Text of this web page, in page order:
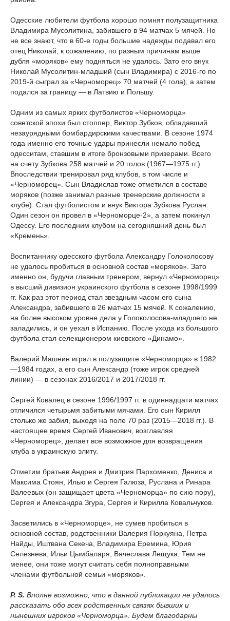
Одесские любители футбола хорошо помнят полузащитника
Владимира Мусолитина, забившего в 94 матчах 5 мячей. Но
не все знают, что в 60-е годы большие надежды подавал его
отец Николай, к сожалению, по разным причинам выше
дубля «моряков» ему подняться не удалось. Зато его внук
Николай Мусолитин-младший (сын Владимира) с 2016-го по
2019-й сыграл за «Черноморец» 70 матчей (4 гола), а затем
подался за границу — в Латвию и Польшу.
Одним из самых ярких футболистов «Черноморца»
советской эпохи был стоппер, Виктор Зубков, обладавший
незаурядными бомбардирскими качествами. В сезоне 1974
года именно его точные удары принесли немало побед
одесситам, ставшим в итоге бронзовыми призерами. Всего
на счету Зубкова 258 матчей и 20 голов (1967—1975 гг.).
Впоследствии тренировал ряд клубов, в том числе и
«Черноморец». Сын Владислав тоже отметился в составе
моряков (позже занимал разные тренерские должности в
клубе). Стал футболистом и внук Виктора Зубкова Руслан.
Один сезон он провел в «Черноморце-2», а затем покинул
Одессу. Его последним клубом на сегодняшний день был
«Кремень».
Воспитаннику одесского футбола Александру Голоколосову
не удалось пробиться в основной состав «моряков». Зато
именно он, будучи главным тренером, вернул «Черноморец»
в высший дивизион украинского футбола в сезоне 1998/1999
гг. Как раз этот период стал звездным часом его сына
Александра, забившего в 26 матчах 15 мячей. К сожалению,
на более высоком уровне дела у Голоколосова-младшего не
заладились, и он уехал в Испанию. После ухода из большого
футбола стал селекционером киевского «Динамо».
Валерий Машнин играл в полузащите «Черноморца» в 1982
—1984 годах, а его сын Александр (тоже игрок средней
линии) — в сезонах 2016/2017 и 2017/2018 гг.
Сергей Ковалец в сезоне 1996/1997 гг. в одиннадцати матчах
отличился четырьмя забитыми мячами. Его сын Кирилл
столько же забил, выходя на поле 70 раз (2015—2018 гг.). В
настоящее время Сергей Иванович, возглавляя
«Черноморец», делает все возможное для возвращения
клуба в украинскую элиту.
Отметим братьев Андрея и Дмитрия Пархоменко, Дениса и
Максима Стоян, Илью и Сергея Галюза, Руслана и Ринара
Валеевых (он защищает цвета «Черноморца» по сию пору),
Сергея и Александра Згура, Сергея и Кирилла Ковальчуков.
Засветились в «Черноморце», не сумев пробиться в
основной состав, родственники Валерия Поркуяна, Петра
Найды, Иштвана Секеча, Владимира Еремина, Юрия
Селезнева, Ильи Цымбаларя, Вячеслава Лещука. Тем не
менее, они тоже могут считать себя полноправными
членами футбольной семьи «моряков».
P. S. Вполне возможно, что в данной публикации не удалось
рассказать обо всех родственных связях бывших и
нынешних игроков «Черноморца». Будем благодарны